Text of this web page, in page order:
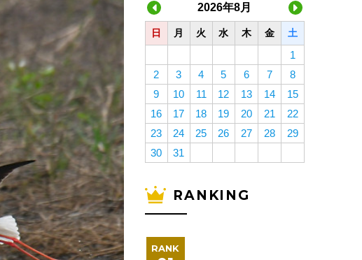
2026年8月
日 月 火 水 木 金 土
1
2
3 4 5 6 7
8
9
10 11 12 13 14
15
16
17 18 19 20 21
22
23
24 25 26 27 28
29
30
31
RANKING